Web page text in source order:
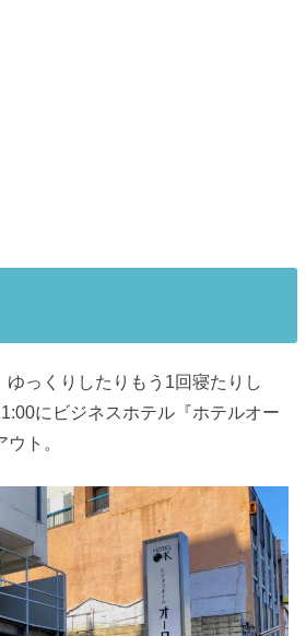
ゆっくりしたりもう1回寝たりし
にビジネスホテル『ホテルオー
ト。